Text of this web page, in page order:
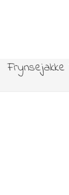
Frynsejakke